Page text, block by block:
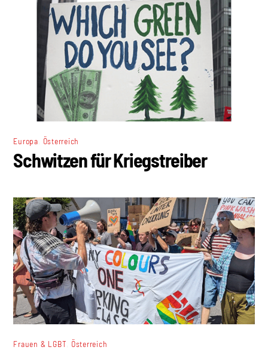
Europa Österreich
Schwitzen für Kriegstreiber
Frauen & LGBT Österreich